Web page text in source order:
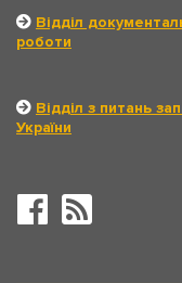
Відділ
роботи
Відділ з питань
України